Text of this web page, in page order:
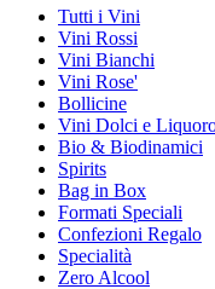
Tutti i Vini
Vini Rossi
Vini Bianchi
Vini Rose'
Bollicine
Vini Dolci e
Bio & Biodinamici
Spirits
Bag in Box
Formati Speciali
Confezioni Regalo
Specialità
Zero Alcool